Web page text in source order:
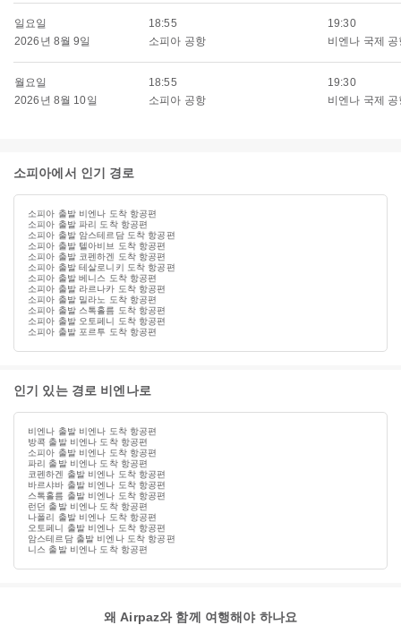
일요일
2026년 8월 9일
18:55
소피아 공항
19:30
비엔나 국제 공
월요일
2026년 8월 10일
18:55
소피아 공항
19:30
비엔나 국제 공
소피아에서 인기 경로
소피아 출발 비엔나 도착 항공편
소피아 출발 파리 도착 항공편
소피아 출발 암스테르담 도착 항공편
소피아 출발 텔아비브 도착 항공편
소피아 출발 코펜하겐 도착 항공편
소피아 출발 테살로니키 도착 항공편
소피아 출발 베니스 도착 항공편
소피아 출발 라르나카 도착 항공편
소피아 출발 밀라노 도착 항공편
소피아 출발 스톡홀름 도착 항공편
소피아 출발 오토페니 도착 항공편
소피아 출발 포르투 도착 항공편
인기 있는 경로 비엔나로
비엔나 출발 비엔나 도착 항공편
방콕 출발 비엔나 도착 항공편
소피아 출발 비엔나 도착 항공편
파리 출발 비엔나 도착 항공편
코펜하겐 출발 비엔나 도착 항공편
바르샤바 출발 비엔나 도착 항공편
스톡홀름 출발 비엔나 도착 항공편
런던 출발 비엔나 도착 항공편
나폴리 출발 비엔나 도착 항공편
오토페니 출발 비엔나 도착 항공편
암스테르담 출발 비엔나 도착 항공편
니스 출발 비엔나 도착 항공편
왜 Airpaz와 함께 여행해야 하나요